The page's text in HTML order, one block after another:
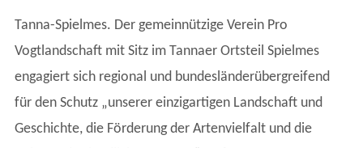
Tanna-Spielmes. Der gemeinnützige Verein Pro
Vogtlandschaft mit Sitz im Tannaer Ortsteil Spielmes
engagiert sich regional und bundesländerübergreifend
für den Schutz „unserer einzigartigen Landschaft und
Geschichte, die Förderung der Artenvielfalt und die